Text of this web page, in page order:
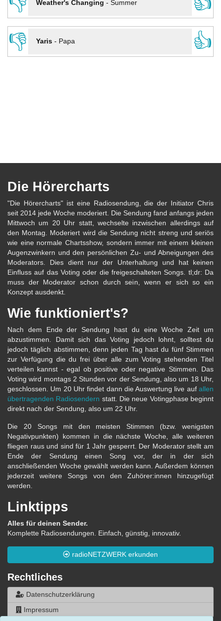
Weather's Changing - Summer
👎
Yaris- Papa 👍
Die Hörercharts
"Die Hörercharts" ist eine Radiosendung, die der Initiator Chris
seit 2014 jede Woche moderiert. Die Sendung fand anfangs jeden
Mittwoch um 20 Uhr statt, wechselte inzwischen allerdings auf
den Montag. Moderiert wird die Sendung nicht streng und seriös
wie eine normale Chartsshow, sondern immer mit einem kleinen
Augenzwinkern und den persönlichen Zu- und Abneigungen des
Moderators. Dies dient nur der Unterhaltung und hat keinen
Einfluss auf das Voting oder die freigeschalteten Songs. tl;dr: Da
muss der Moderator schon durch sein, wenn er sich so ein
Konzept ausdenkt.
Wie funktioniert's?
Nach dem Ende der Sendung hast du eine Woche Zeit um
abzustimmen. Damit sich das Voting jedoch lohnt, solltest du
jedoch täglich abstimmen, denn jeden Tag hast du fünf Stimmen
zur Verfügung die du frei über alle zum Voting stehenden Titel
verteilen kannst - egal ob positive oder negative Stimmen. Das
Voting wird montags 2 Stunden vor der Sendung, also um 18 Uhr,
geschlossen. Um 20 Uhr findet dann die Auswertung live auf allen
übertragenden Radiosendern statt. Die neue Votingphase beginnt
direkt nach der Sendung, also um 22 Uhr.
Die 20 Songs mit den meisten Stimmen (bzw. wenigsten
Negativpunkten) kommen in die nächste Woche, alle weiteren
fliegen raus und sind für 1 Jahr gesperrt. Der Moderator stellt am
Ende der Sendung einen Song vor, der in der sich
anschließenden Woche gewählt werden kann. Außerdem können
jederzeit weitere Songs von den Zuhörer:innen hinzugefügt
werden.
Linktipps
Alles für deinen Sender.
Komplette Radiosendungen. Einfach, günstig, innovativ.
radioNETZWERK erkunden
Rechtliches
Datenschutzerklärung
Impressum